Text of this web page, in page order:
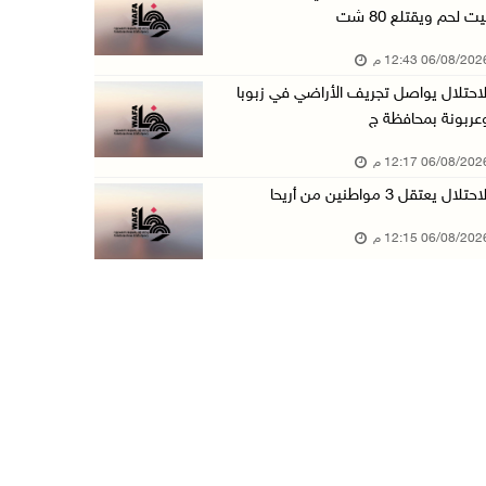
فتوح: العدوان على مخيم قلنديا تصعيد منظم يندر ...
الطفل فيصل ينتظر علاج كسر بعموده الفقري
نادي الأسير: الاحتلال يعتقل ويحقق ميدانياً مع ...
لحم ويقتلع 80 شت
08/2026 12:43 م
يواصل تجريف الأراضي في زبوبا
بمحافظة ج
08/2026 12:17 م
يعتقل 3 مواطنين من أريحا
08/2026 12:15 م